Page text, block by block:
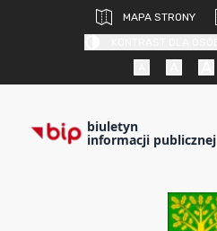
MAPA STRONY
biuletyn
informacji publicznej